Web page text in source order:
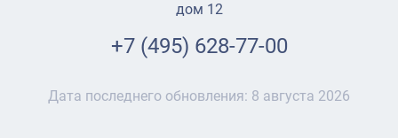
дом 12
+7 (495) 628-77-00
Дата последнего обновления: 8 августа 2026